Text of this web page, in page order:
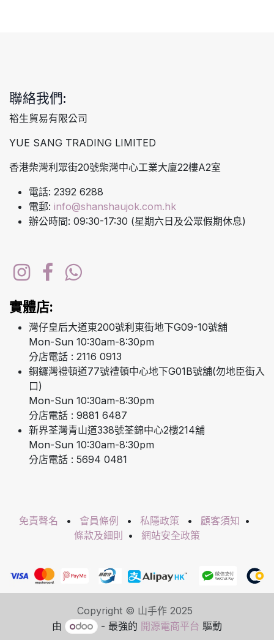
聯絡我們:
裕生貿易有限公司
YUE SANG TRADING LIMITED
香港柴灣利眾街20號柴灣中心工業大廈22樓A2室
電話: 2392 6288
電郵: info@shanshaujok.com.hk
辦公時間: 09:30-17:30 (星期六日及公眾假期休息)
實體店:
灣仔皇后大道東200號利東街地下G09-10號舖
Mon-Sun 10:30am-8:30pm
分店電話 : 2116 0913
銅鑼灣禮頓道77號禮頓中心地下G01B號舖(勿地臣街入
口)
Mon-Sun 10:30am-8:30pm
分店電話 : 9881 6487
新界荃灣青山道338號荃錦中心2樓214舖
Mon-Sun 10:30am-8:30pm
分店電話 : 5694 0481
免責聲名 • 會員條例 • 私隱政策 • 顧客須知 •
條款及細則 • 網站安全政策
Copyright © 山手作 2025
由
- 最強的 開源電商平台 驅動